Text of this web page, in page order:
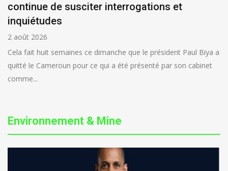
continue de susciter interrogations et
inquiétudes
2 août 2026
Cela fait huit semaines ce dimanche que le président Paul Biya a
quitté le Cameroun pour ce qui a été présenté par son cabinet
comme...
Environnement & Mine